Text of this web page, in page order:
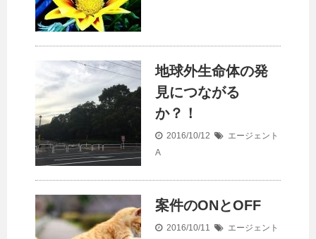
地球外生命体の発
見につながる
か？！
2016/10/12
エージェント
A
案件のONとOFF
2016/10/11
エージェント